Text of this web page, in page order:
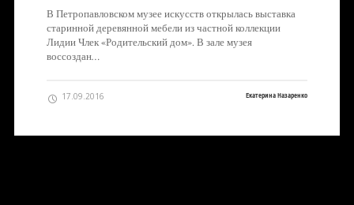
В Петропавловском музее искусств открылась выставка
старинной деревянной мебели из частной коллекции
Лидии Члек «Родительский дом». В зале музея
воссоздан…
17.09.2016 Екатерина Назаренко